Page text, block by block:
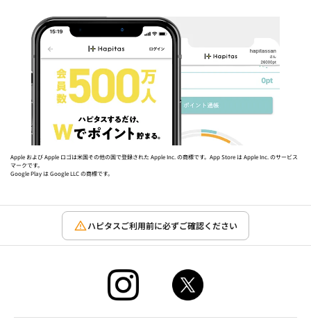
Apple および Apple ロゴは米国その他の国で登録された Apple Inc. の商標です。App Store は Apple Inc. のサービス
マークです。
Google Play は Google LLC の商標です。
ハピタスご利用前に必ずご確認ください